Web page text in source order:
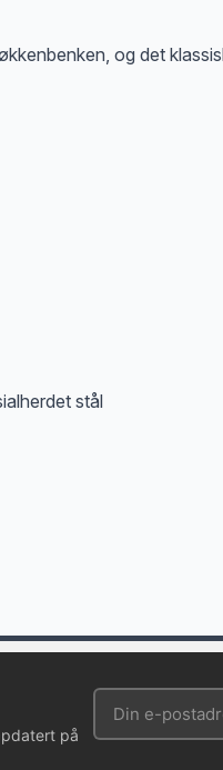
og det
stål
på